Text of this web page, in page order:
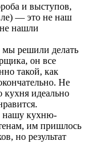
и выступов,
— это не наш
нашли
мы решили делать
он все
такой, как
Не
кухня идеально
нашу кухню-
им пришлось
но результат